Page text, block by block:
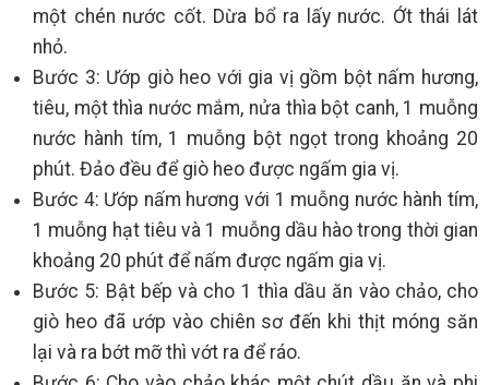
một chén nước cốt. Dừa bổ ra lấy nước. Ớt thái lát
nhỏ.
Bước 3: Ướp giò heo với gia vị gồm bột nấm hương,
tiêu, một thìa nước mắm, nửa thìa bột canh, 1 muỗng
nước hành tím, 1 muỗng bột ngọt trong khoảng 20
phút. Đảo đều để giò heo được ngấm gia vị.
Bước 4: Ướp nấm hương với 1 muỗng nước hành tím,
1 muỗng hạt tiêu và 1 muỗng dầu hào trong thời gian
khoảng 20 phút để nấm được ngấm gia vị.
Bước 5: Bật bếp và cho 1 thìa dầu ăn vào chảo, cho
giò heo đã ướp vào chiên sơ đến khi thịt móng săn
lại và ra bớt mỡ thì vớt ra để ráo.